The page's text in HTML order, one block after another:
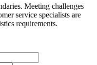
Meeting challenges
service specialists are
requirements.